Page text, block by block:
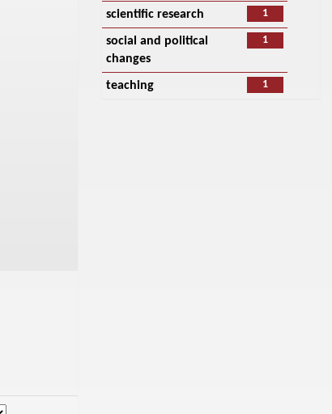
1
scientific research
1
social and political
changes
1
teaching